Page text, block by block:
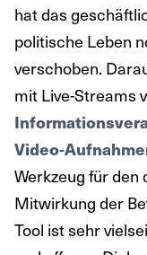
hat das
politische Leben
verschoben.
mit Live-Streams
Video-
Werkzeug für
Mitwirkung der
Tool ist sehr